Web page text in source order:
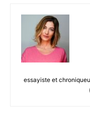
essayiste et